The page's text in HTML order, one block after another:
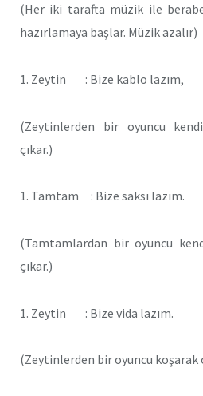
(Her iki tarafta müzik ile
hazırlamaya başlar. Müzik azalır)
1. Zeytin : Bize kablo lazım,
(Zeytinlerden bir oyuncu
çıkar.)
1. Tamtam : Bize saksı lazım.
(Tamtamlardan bir oyuncu
çıkar.)
1. Zeytin : Bize vida lazım.
(Zeytinlerden bir oyuncu koşarak